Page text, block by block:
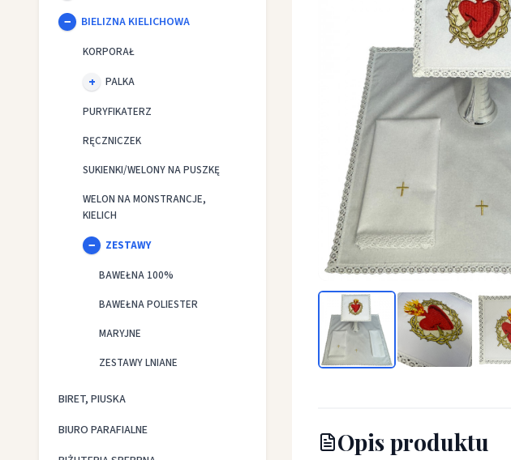
BIELIZNA KIELICHOWA
KORPORAŁ
PALKA
PURYFIKATERZ
RĘCZNICZEK
SUKIENKI/WELONY NA PUSZKĘ
WELON NA MONSTRANCJE,
KIELICH
ZESTAWY
BAWEŁNA 100%
BAWEŁNA POLIESTER
MARYJNE
ZESTAWY LNIANE
BIRET, PIUSKA
BIURO PARAFIALNE
Bielizna Serce Pana Jezusa -
Opis produktu